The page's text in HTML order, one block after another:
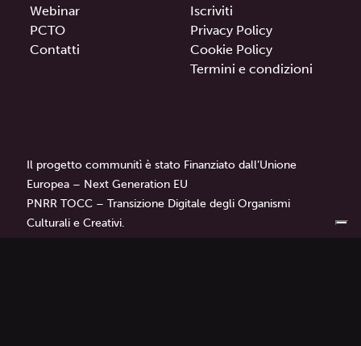
Webinar
PCTO
Contatti
Iscriviti
Privacy Policy
Cookie Policy
Termini e condizioni
Il progetto communitì è stato Finanziato dall’Unione
Europea – Next Generation EU
PNRR TOCC – Transizione Digitale degli Organismi
Culturali e Creativi.